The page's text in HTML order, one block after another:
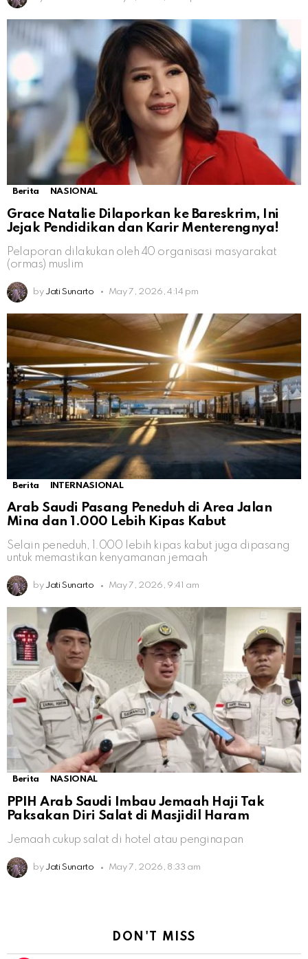
Berita NASIONAL
Grace Natalie Dilaporkan ke Bareskrim, Ini
Jejak Pendidikan dan Karir Menterengnya!
Pelaporan dilakukan oleh 40 organisasi masyarakat
(ormas) muslim
by Jati Sunarto May 7, 2026, 4:14 pm
Berita INTERNASIONAL
Arab Saudi Pasang Peneduh di Area Jalan
Mina dan 1.000 Lebih Kipas Kabut
Selain peneduh, 1.000 lebih kipas kabut juga dipasang
untuk memastikan kenyamanan jemaah
by Jati Sunarto May 7, 2026, 9:41 am
Berita NASIONAL
PPIH Arab Saudi Imbau Jemaah Haji Tak
Paksakan Diri Salat di Masjidil Haram
Jemaah cukup salat di hotel atau penginapan
by Jati Sunarto May 7, 2026, 8:33 am
DON'T MISS